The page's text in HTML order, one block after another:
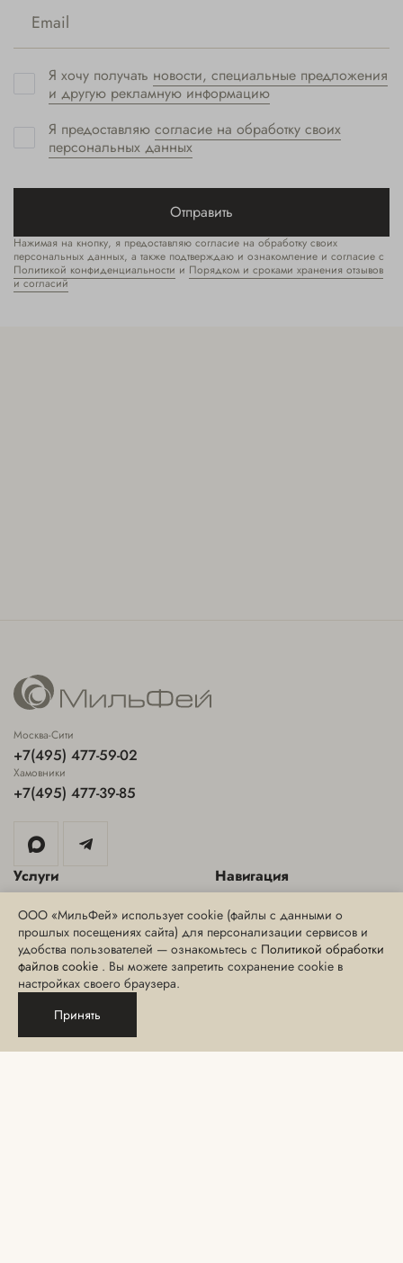
Я хочу получать новости, специальные предложения
и другую рекламную информацию
Я предоставляю согласие на обработку своих
персональных данных
Отправить
Нажимая на кнопку, я предоставляю согласие на обработку своих
персональных данных, а также подтверждаю и ознакомление и согласие с
Политикой конфиденциальности и Порядком и сроками хранения отзывов
и согласий
Москва-Сити
+7(495) 477-59-02
Хамовники
+7(495) 477-39-85
Услуги
Инъекционная косметология
Эстетическая косметология
СПА-уход, массаж и
обертывания
Эпиляция
Навигация
Специальные предложения
Блог
Интернет-магазин
ООО «МильФей» использует cookie (файлы с данными о
прошлых посещениях сайта) для персонализации сервисов и
удобства пользователей — ознакомьтесь с Политикой обработки
файлов cookie . Вы можете запретить сохранение cookie в
настройках своего браузера.
Принять